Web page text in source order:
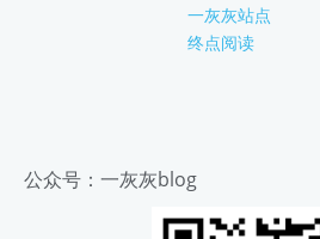
一灰灰站点
终点阅读
公众号：一灰灰blog